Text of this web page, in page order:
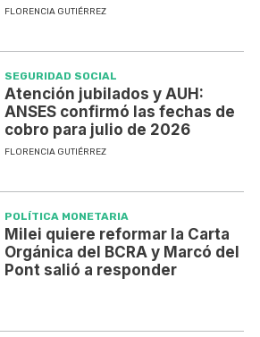
FLORENCIA GUTIÉRREZ
SEGURIDAD SOCIAL
Atención jubilados y AUH:
ANSES confirmó las fechas de
cobro para julio de 2026
FLORENCIA GUTIÉRREZ
POLÍTICA MONETARIA
Milei quiere reformar la Carta
Orgánica del BCRA y Marcó del
Pont salió a responder